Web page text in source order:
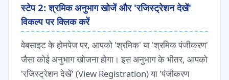
स्टेप 2: श्रमिक अनुभाग खोजें और 'रजिस्ट्रेशन देखें'
विकल्प पर क्लिक करें
वेबसाइट के होमपेज पर, आपको 'श्रमिक' या 'श्रमिक पंजीकरण'
जैसा कोई अनुभाग खोजना होगा। इस अनुभाग के भीतर, आपको
'रजिस्ट्रेशन देखें' (View Registration) या 'पंजीकरण